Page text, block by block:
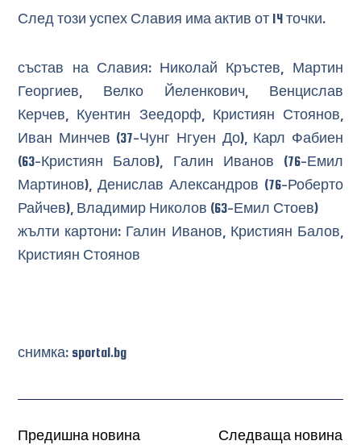
След този успех Славия има актив от 14 точки.
състав на Славия: Николай Кръстев, Мартин
Георгиев, Велко Йеленкович, Венцислав
Керчев, Куентин Зеедорф, Кристиян Стоянов,
Иван Минчев (37-Чунг Нгуен До), Карл Фабиен
(63-Кристиян Балов), Галин Иванов (76-Емил
Мартинов), Денислав Александров (76-Роберто
Райчев), Владимир Николов (63-Емил Стоев)
жълти картони: Галин Иванов, Кристиян Балов,
Кристиян Стоянов
снимка: sportal.bg
Предишна новина Следваща новина